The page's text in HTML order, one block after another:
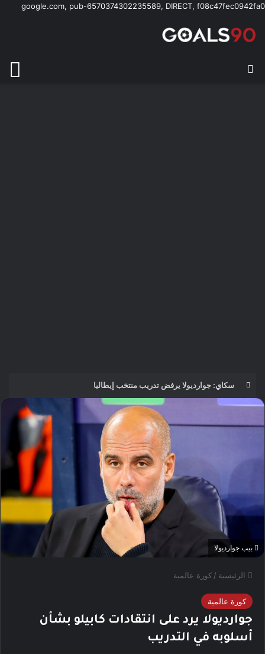
google.com, pub-6570374302235589, DIRECT, f08c47fec0942fa0
بيب جوارديولا
الرئيسية / كورة عالمية
كورة عالمية
جوارديولا يرد على انتقادات كابيلو بشأن
أسلوبه في التدريب